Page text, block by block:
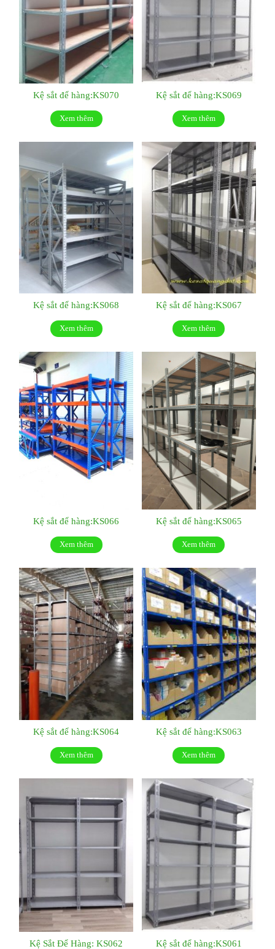
Kệ sắt để hàng:KS070
Xem thêm
Kệ sắt để hàng:KS069
Xem thêm
Kệ sắt để hàng:KS068
Xem thêm
Kệ sắt để hàng:KS067
Xem thêm
Kệ sắt để hàng:KS066
Xem thêm
Kệ sắt để hàng:KS065
Xem thêm
Kệ sắt để hàng:KS064
Xem thêm
Kệ sắt để hàng:KS063
Xem thêm
Kệ Sắt Để Hàng: KS062 Kệ sắt để hàng:KS061